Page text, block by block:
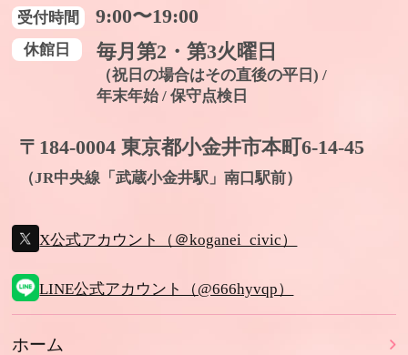
受付時間 9:00〜19:00
休館日 毎月第2・第3火曜日
（祝日の場合はその直後の平日) /
年末年始 / 保守点検日
〒184-0004 東京都小金井市本町6-14-45
（JR中央線「武蔵小金井駅」南口駅前）
X公式アカウント（＠koganei_civic）
LINE公式アカウント（@666hyvqp）
ホーム